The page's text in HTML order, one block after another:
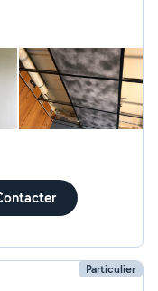
Particulier